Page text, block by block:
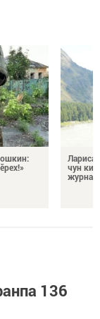
Лариса
чун
136